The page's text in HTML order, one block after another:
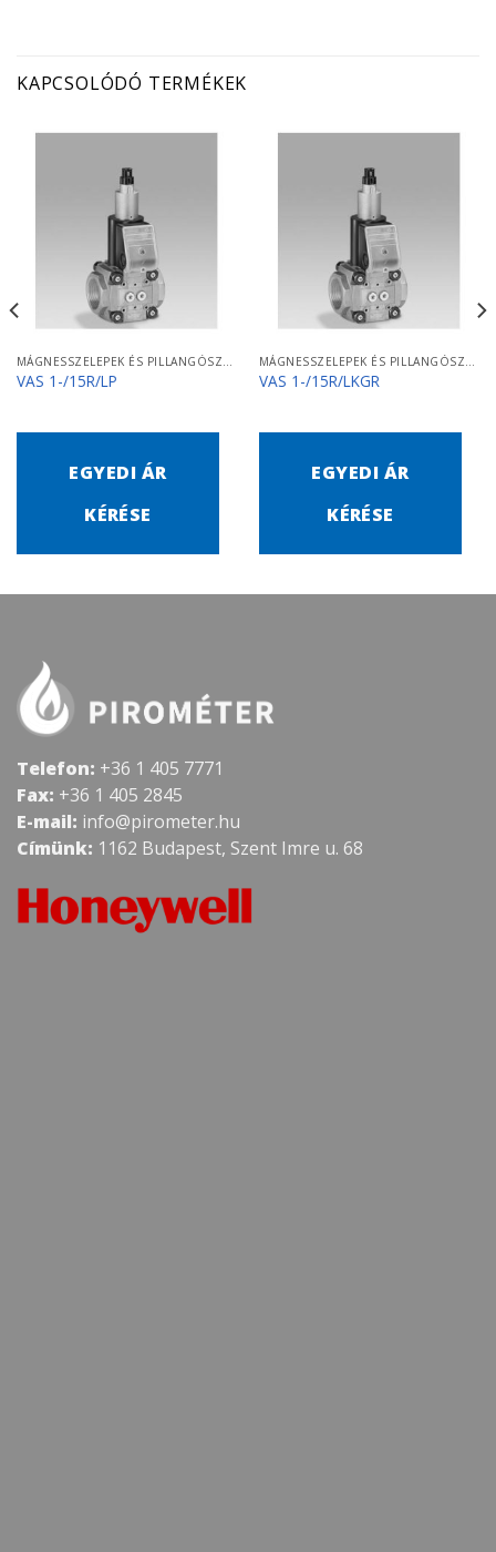
KAPCSOLÓDÓ TERMÉKEK
VAS 1-/15R/LP
EGYEDI ÁR
KÉRÉSE
VAS 1-/15R/LKGR
EGYEDI ÁR
KÉRÉSE
Telefon: +36 1 405 7771
Fax: +36 1 405 2845
E-mail: info@pirometer.hu
Címünk: 1162 Budapest, Szent Imre u. 68